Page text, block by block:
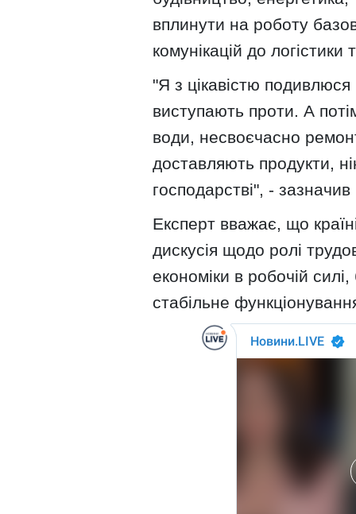
вплинути на роботу
комунікацій до
"Я з цікавістю подивлюся
виступають проти. А
води, несвоєчасно
доставляють продукти,
господарстві", -
Експерт вважає, що
дискусія щодо ролі
економіки в робочій
стабільне